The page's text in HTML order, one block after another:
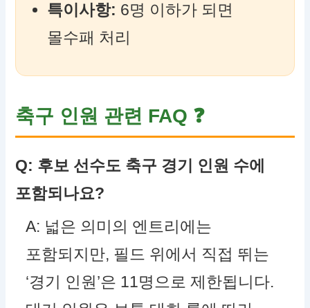
특이사항: 6명 이하가 되면
몰수패 처리
축구 인원 관련 FAQ ❓
Q: 후보 선수도 축구 경기 인원 수에
포함되나요?
A: 넓은 의미의 엔트리에는
포함되지만, 필드 위에서 직접 뛰는
‘경기 인원’은 11명으로 제한됩니다.